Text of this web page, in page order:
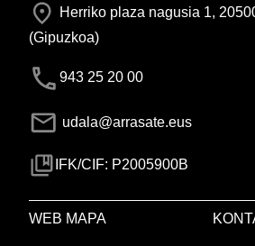
Herriko plaza nagusia 1,
(Gipuzkoa)
943 25 20 00
udala@arrasate.eus
IFK/CIF: P2005900B
WEB MAPA